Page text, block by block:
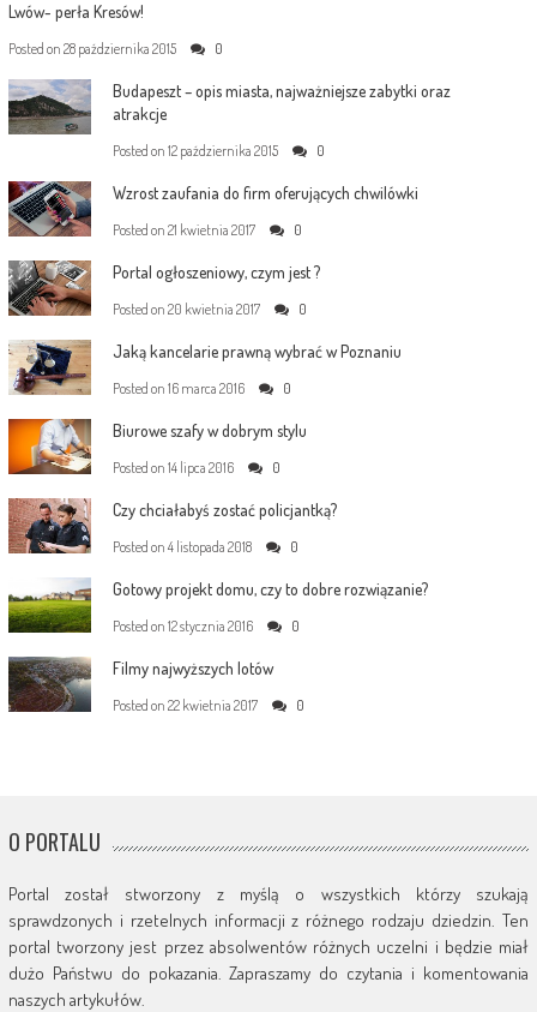
Lwów- perła Kresów!
Posted on 28 października 2015 0
Budapeszt – opis miasta, najważniejsze zabytki oraz
atrakcje
Posted on 12 października 2015 0
Wzrost zaufania do firm oferujących chwilówki
Posted on 21 kwietnia 2017 0
Portal ogłoszeniowy, czym jest ?
Posted on 20 kwietnia 2017 0
Jaką kancelarie prawną wybrać w Poznaniu
Posted on 16 marca 2016 0
Biurowe szafy w dobrym stylu
Posted on 14 lipca 2016 0
Czy chciałabyś zostać policjantką?
Posted on 4 listopada 2018 0
Gotowy projekt domu, czy to dobre rozwiązanie?
Posted on 12 stycznia 2016 0
Filmy najwyższych lotów
Posted on 22 kwietnia 2017 0
O PORTALU
Portal został stworzony z myślą o wszystkich którzy szukają
sprawdzonych i rzetelnych informacji z różnego rodzaju dziedzin. Ten
portal tworzony jest przez absolwentów różnych uczelni i będzie miał
dużo Państwu do pokazania. Zapraszamy do czytania i komentowania
naszych artykułów.